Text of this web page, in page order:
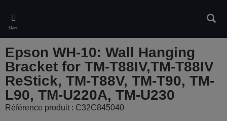
main
content
Menu
Epson WH-10: Wall Hanging
Bracket for TM-T88IV,TM-T88IV
ReStick, TM-T88V, TM-T90, TM-
L90, TM-U220A, TM-U230
Référence produit : C32C845040